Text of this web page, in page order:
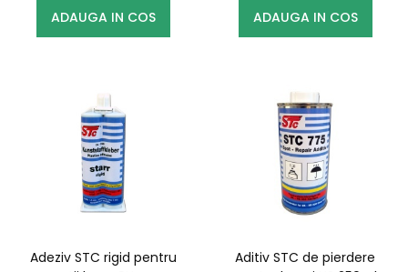
ADAUGA IN COS ADAUGA IN COS
Adeziv STC rigid pentru
Aditiv STC de pierdere